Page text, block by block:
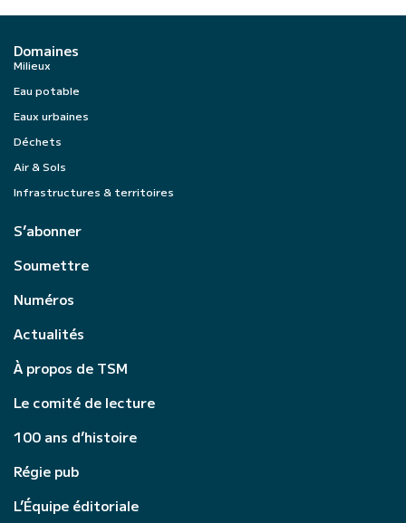
Domaines
Milieux
Eau potable
Eaux urbaines
Déchets
Air & Sols
Infrastructures & territoires
S’abonner
Soumettre
Numéros
Actualités
À propos de TSM
Le comité de lecture
100 ans d’histoire
Régie pub
L’Équipe éditoriale